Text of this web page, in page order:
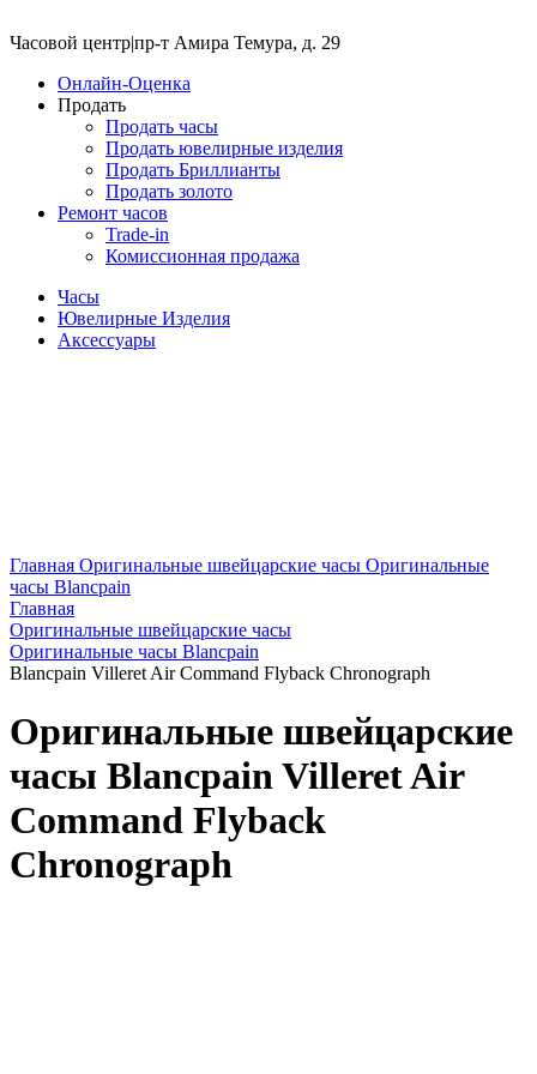
Часовой центр|пр-т Амира Темура, д. 29
Онлайн-Оценка
Продать
Продать часы
Продать ювелирные изделия
Продать Бриллианты
Продать золото
Ремонт часов
Trade-in
Комиссионная продажа
Часы
Ювелирные Изделия
Аксессуары
Главная Оригинальные швейцарские часы Оригинальные
часы Blancpain
Главная
Оригинальные швейцарские часы
Оригинальные часы Blancpain
Blancpain Villeret Air Command Flyback Chronograph
Оригинальные швейцарские
часы Blancpain Villeret Air
Command Flyback
Chronograph